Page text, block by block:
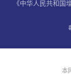
《中华人民共和国
本